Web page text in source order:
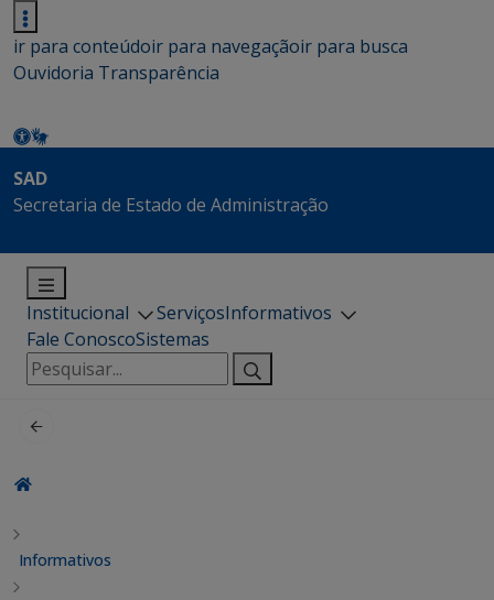
ir para conteúdoir para navegaçãoir para busca
Ouvidoria Transparência
SAD
Secretaria de Estado de Administração
Institucional ServiçosInformativos
Fale ConoscoSistemas
Pesquisar
por:
Informativos